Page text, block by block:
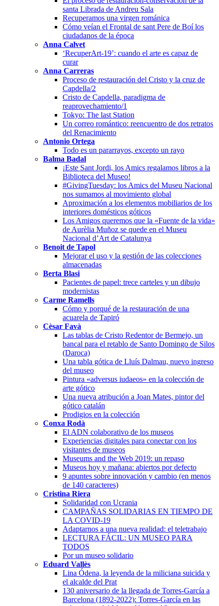
santa Librada de Andreu Sala
Recuperamos una virgen románica
Cómo veían el Frontal de sant Pere de Boí los
ciudadanos de la época
Anna Calvet
‘RecuperArt-19’: cuando el arte es capaz de
curar
Anna Carreras
Proceso de restauración del Cristo y la cruz de
Capdella/2
Cristo de Capdella, paradigma de
reaprovechamiento/1
Tokyo: The last Station
Un correo romántico: reencuentro de dos retratos
del Renacimiento
Antonio Ortega
Todo es un pararrayos, excepto un rayo
Balma Badal
¡Este Sant Jordi, los Amics regalamos libros a la
Biblioteca del Museo!
#GivingTuesday: los Amics del Museu Nacional
nos sumamos al movimiento global
Aproximación a los elementos mobiliarios de los
interiores domésticos góticos
Los Amigos queremos que la «Fuente de la vida»
de Aurèlia Muñoz se quede en el Museu
Nacional d’Art de Catalunya
Benoit de Tapol
Mejorar el uso y la gestión de las colecciones
almacenadas
Berta Blasi
Pacientes de papel: trece carteles y un dibujo
modernistas
Carme Ramells
Cómo y porqué de la restauración de una
acuarela de Tapiró
Cèsar Favà
Las tablas de Cristo Redentor de Bermejo, un
bancal para el retablo de Santo Domingo de Silos
(Daroca)
Una tabla gótica de Lluís Dalmau, nuevo ingreso
del museo
Pintura «adversus iudaeos» en la colección de
arte gótico
Una nueva atribución a Joan Mates, pintor del
gótico catalán
Prodigios en la colección
Conxa Rodà
El ADN colaborativo de los museos
Experiencias digitales para conectar con los
visitantes de museos
Museums and the Web 2019: un repaso
Museos hoy y mañana: abiertos por defecto
9 apuntes sobre innovación y cambio (en menos
de 140 caracteres)
Cristina Riera
Solidaridad con Ucrania
CAMPAÑAS SOLIDARIAS EN TIEMPO DE
LA COVID-19
Adaptarnos a una nueva realidad: el teletrabajo
LECTURA FÁCIL: UN MUSEO PARA
TODOS
Por un museo solidario
Eduard Vallès
Lina Ódena, la leyenda de la miliciana suicida y
el alcalde del Prat
130 aniversario de la llegada de Torres-García a
Barcelona (1892-2022): Torres-García en las